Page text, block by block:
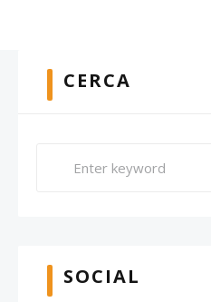
CERCA
SOCIAL